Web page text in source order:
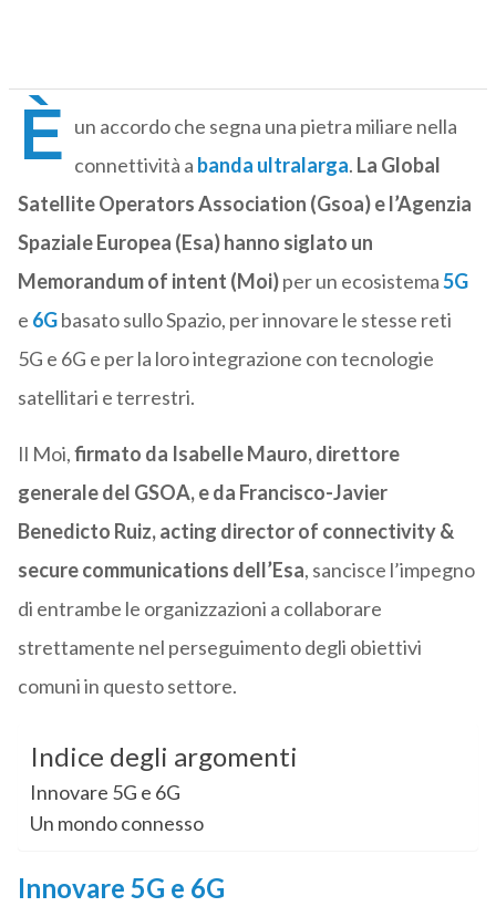
È un accordo che segna una pietra miliare nella
connettività a banda ultralarga. La Global
Satellite Operators Association (Gsoa) e l’Agenzia
Spaziale Europea (Esa) hanno siglato un
Memorandum of intent (Moi)per un ecosistema5G
e 6Gbasato sullo Spazio, per innovare le stesse reti
5G e 6G e per la loro integrazione con tecnologie
satellitari e terrestri.
Il Moi,firmato da Isabelle Mauro, direttore
generale del GSOA, e da Francisco-Javier
Benedicto Ruiz, acting director of connectivity &
secure communications dell’Esa, sancisce l’impegno
di entrambe le organizzazioni a collaborare
strettamente nel perseguimento degli obiettivi
comuni in questo settore.
Indice degli argomenti
Innovare 5G e 6G
Un mondo connesso
Innovare 5G e 6G